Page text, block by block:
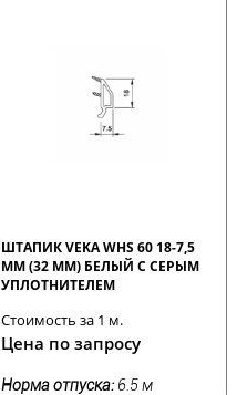
ШТАПИК VEKA WHS 60 18-7,5
ММ (32 ММ) БЕЛЫЙ С СЕРЫМ
УПЛОТНИТЕЛЕМ
Стоимость за 1 м.
Цена по запросу
Норма отпуска: 6.5 м